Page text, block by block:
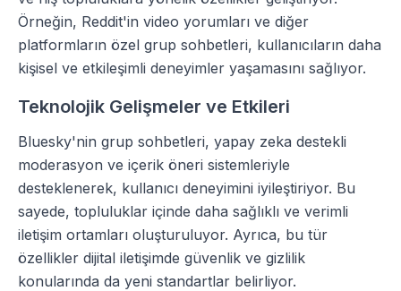
Örneğin, Reddit'in video yorumları ve diğer
platformların özel grup sohbetleri, kullanıcıların daha
kişisel ve etkileşimli deneyimler yaşamasını sağlıyor.
Teknolojik Gelişmeler ve Etkileri
Bluesky'nin grup sohbetleri, yapay zeka destekli
moderasyon ve içerik öneri sistemleriyle
desteklenerek, kullanıcı deneyimini iyileştiriyor. Bu
sayede, topluluklar içinde daha sağlıklı ve verimli
iletişim ortamları oluşturuluyor. Ayrıca, bu tür
özellikler dijital iletişimde güvenlik ve gizlilik
konularında da yeni standartlar belirliyor.